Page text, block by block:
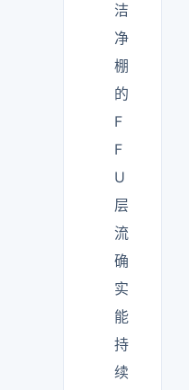
洁
净
棚
的
F
F
U
层
流
确
实
能
持
续